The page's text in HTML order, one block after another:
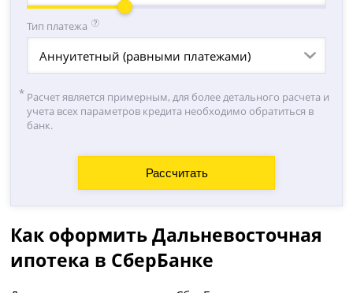
Тип платежа
Аннуитетный (равными платежами)
Расчет является примерным, для более детального расчета и
учета всех параметров кредита необходимо обратиться в
банк.
Как оформить Дальневосточная
ипотека в СберБанке